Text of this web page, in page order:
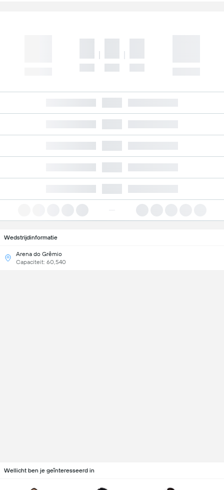
Wedstrijdinformatie
Arena do Grêmio
Capaciteit: 60,540
Wellicht ben je geïnteresseerd in